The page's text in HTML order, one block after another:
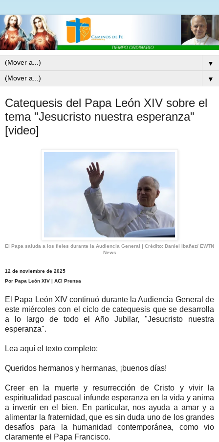
▼
▼
Catequesis del Papa León XIV sobre el
tema "Jesucristo nuestra esperanza"
[video]
El Papa saluda a los fieles durante la Audiencia General | Crédito: Daniel Ibañez/ EWTN
News
12 de noviembre de 2025
Por Papa León XIV | ACI Prensa
El Papa León XIV continuó durante la Audiencia General de
este miércoles con el ciclo de catequesis que se desarrolla
a lo largo de todo el Año Jubilar, "Jesucristo nuestra
esperanza".
Lea aquí el texto completo:
Queridos hermanos y hermanas, ¡buenos días!
Creer en la muerte y resurrección de Cristo y vivir la
espiritualidad pascual infunde esperanza en la vida y anima
a invertir en el bien. En particular, nos ayuda a amar y a
alimentar la fraternidad, que es sin duda uno de los grandes
desafíos para la humanidad contemporánea, como vio
claramente el Papa Francisco.